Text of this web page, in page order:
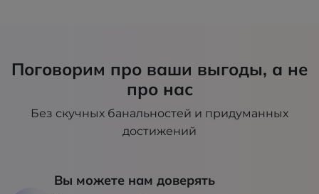
Поговорим про ваши выгоды, а не
про нас
Без скучных банальностей и придуманных
достижений
Вы можете нам доверять